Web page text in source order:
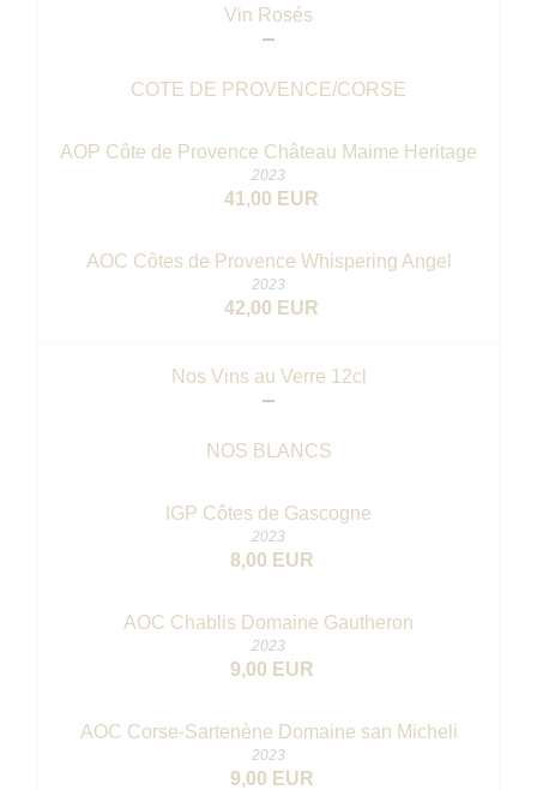
Vin Rosés
COTE DE PROVENCE/CORSE
AOP Côte de Provence Château Maime Heritage
2023
41,00 EUR
AOC Côtes de Provence Whispering Angel
2023
42,00 EUR
Nos Vins au Verre 12cl
NOS BLANCS
IGP Côtes de Gascogne
2023
8,00 EUR
AOC Chablis Domaine Gautheron
2023
9,00 EUR
AOC Corse-Sartenène Domaine san Micheli
2023
9,00 EUR